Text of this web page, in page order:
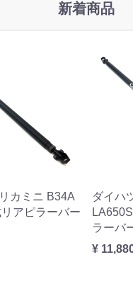
新着商品
カミニ B34A
アピラーバー
ダイハ
ラーバ
¥